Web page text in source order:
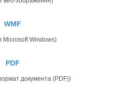
WMF
Windows)
PDF
документа (PDF))